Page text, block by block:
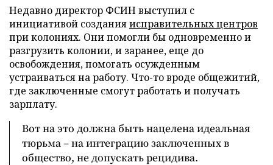
Недавно директор ФСИН выступил с
инициативой созданияисправительных центров
при колониях. Они помогли бы одновременно и
разгрузить колонии, и заранее, еще до
освобождения, помогать осужденным
устраиваться на работу. Что-то вроде общежитий,
где заключенные смогут работать и получать
зарплату.
Вот на это должна быть нацелена идеальная
тюрьма – на интеграцию заключенных в
общество, не допускать рецидива.